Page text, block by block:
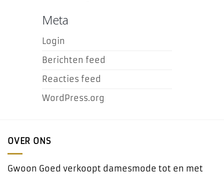
Meta
Login
Berichten feed
Reacties feed
WordPress.org
OVER ONS
Gwoon Goed verkoopt damesmode tot en met